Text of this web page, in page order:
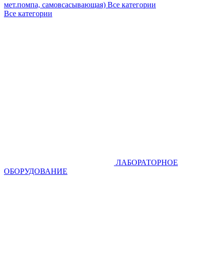
мет.помпа, самовсасывающая) Все категории
Все категории
ЛАБОРАТОРНОЕ
ОБОРУДОВАНИЕ